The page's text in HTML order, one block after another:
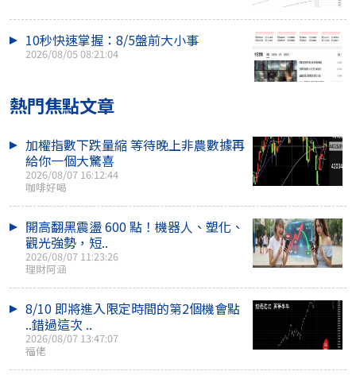
10秒快速掌握：8/5盤前大小事
2026/08/05 08:21:04
熱門焦點文章
加權指數下跌量縮 等待晚上非農數據再
給你一個大驚喜
2026/08/07 16:12:44
咖啡好喝
開高翻黑震盪 600 點！機器人、塑化、
觀光強勢，短..
2026/08/07 11:23:26
理財阿涵
8/10 即將進入限定時間的第2個機會點
..錯過這次 ..
2026/08/07 13:47:07
福佬